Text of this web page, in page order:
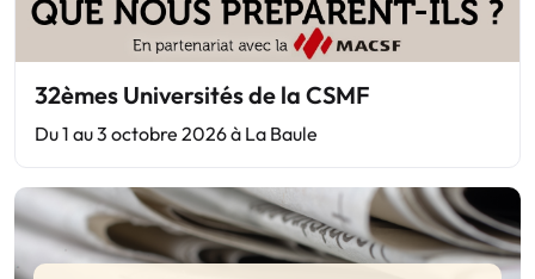
32èmes Universités de la CSMF
Du 1 au 3 octobre 2026 à La Baule